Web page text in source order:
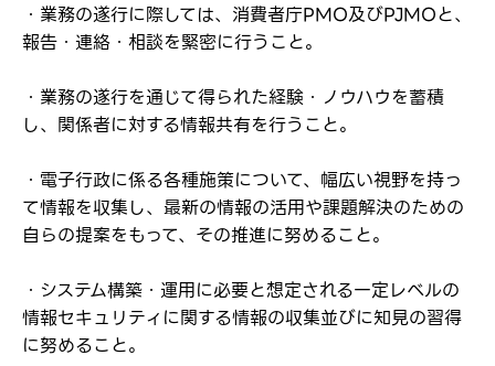
・業務の遂行に際しては、消費者庁PMO及びPJMOと、
報告・連絡・相談を緊密に行うこと。
・業務の遂行を通じて得られた経験・ノウハウを蓄積
し、関係者に対する情報共有を行うこと。
・電子行政に係る各種施策について、幅広い視野を持っ
て情報を収集し、最新の情報の活用や課題解決のための
自らの提案をもって、その推進に努めること。
・システム構築・運用に必要と想定される一定レベルの
情報セキュリティに関する情報の収集並びに知見の習得
に努めること。